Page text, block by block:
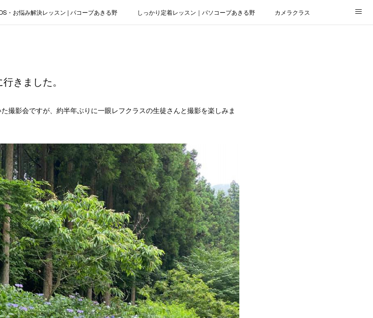
・お悩み解決レッスン | パコープあきる野 しっかり定着レッスン｜パソコープあきる野 カメラクラス
きました。
影会ですが、約半年ぶりに一眼レフクラスの生徒さんと撮影を楽しみま